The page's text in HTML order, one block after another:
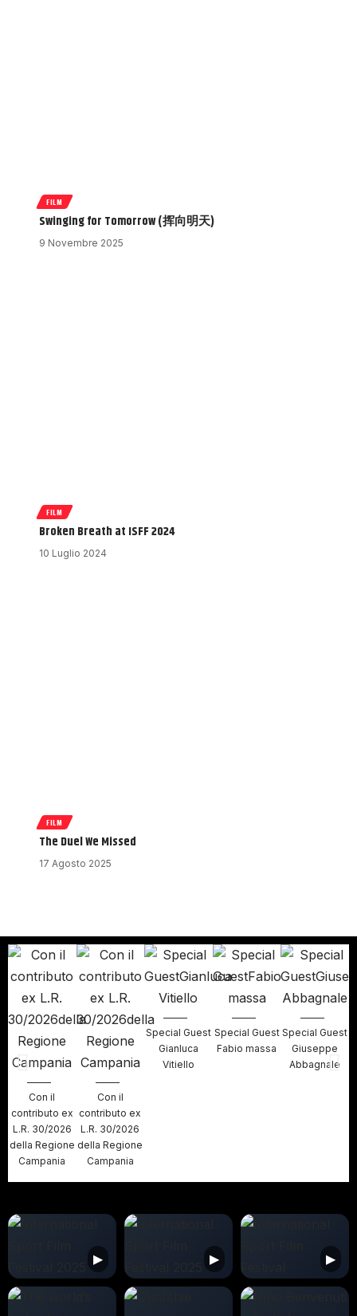
FILM
Swinging for Tomorrow (挥向明天)
9 Novembre 2025
FILM
Broken Breath at ISFF 2024
10 Luglio 2024
FILM
The Duel We Missed
17 Agosto 2025
Con il
contributo ex
L.R. 30/2026
della Regione
Campania
Con il
contributo ex
L.R. 30/2026
della Regione
Campania
Special Guest
Gianluca
Vitiello
Special Guest
Fabio massa
Special Guest
Giuseppe
Abbagnale